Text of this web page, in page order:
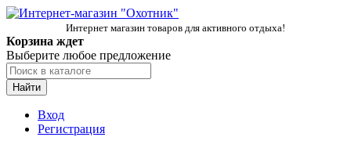
Интернет магазин товаров для активного отдыха!
Корзина ждет
Выберите любое предложение
Найти
Вход
Регистрация